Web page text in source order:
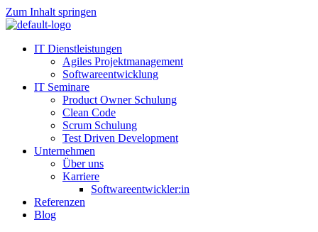
Zum Inhalt springen
IT Dienstleistungen
Agiles Projektmanagement
Softwareentwicklung
IT Seminare
Product Owner Schulung
Clean Code
Scrum Schulung
Test Driven Development
Unternehmen
Über uns
Karriere
Softwareentwickler:in
Referenzen
Blog